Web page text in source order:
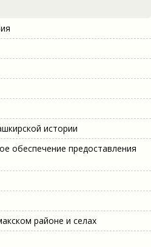
истории
обеспечение предоставления
районе и селах